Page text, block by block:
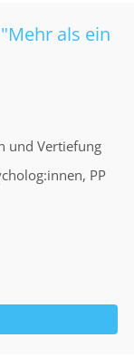
als ein
und Vertiefung
PP